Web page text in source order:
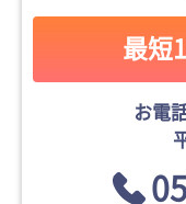
最短
お電